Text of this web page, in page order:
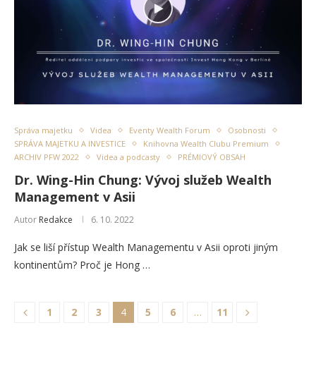
Správa majetku Videa Eventy Wealth Forum
Osobnosti
SPRÁVA MAJETKU A INVESTICE
Knihovna Wealth Clubu Premium
ARCHIV PFW 2022
Videa a podcasty PRÉMIOVÝ OBSAH
Dr. Wing-Hin Chung: Vývoj služeb Wealth
Management v Asii
Autor Redakce 6. 10. 2022
Jak se liší přístup Wealth Managementu v Asii oproti jiným
kontinentům? Proč je Hong …
1 2 3 4 5 6 … 11